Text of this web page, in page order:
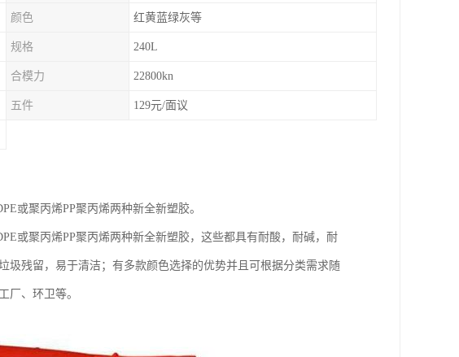
颜色 红黄蓝绿灰等
规格 240L
合模力 22800kn
五件 129元/面议
或聚丙烯PP聚丙烯两种新全新塑胶。
或聚丙烯PP聚丙烯两种新全新塑胶，这些都具有耐酸，耐碱，耐
圾残留，易于清洁；有多款颜色选择的优势并且可根据分类需求随
厂、环卫等。